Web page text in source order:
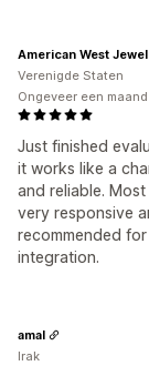
Just finished
it works like a
and reliable.
very responsive
recommended
integration.
American West
Verenigde Staten
Ongeveer een
amal
Irak